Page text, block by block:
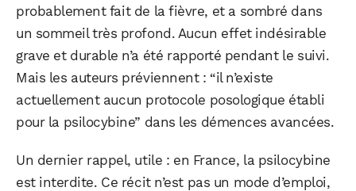
probablement fait de la fièvre, et a sombré dans
un sommeil très profond. Aucun effet indésirable
grave et durable n’a été rapporté pendant le suivi.
Mais les auteurs préviennent : “il n’existe
actuellement aucun protocole posologique établi
pour la psilocybine” dans les démences avancées.
Un dernier rappel, utile : en France, la psilocybine
est interdite. Ce récit n’est pas un mode d’emploi,